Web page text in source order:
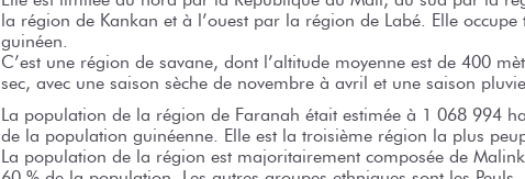
la région de Kankan et à l’ouest par la région de Labé. Elle occupe
guinéen.
C’est une région de savane, dont l’altitude moyenne est de 400
sec, avec une saison sèche de novembre à avril et une saison
La population de la région de Faranah était estimée à 1 068 994
de la population guinéenne. Elle est la troisième région la plus
La population de la région est majoritairement composée de